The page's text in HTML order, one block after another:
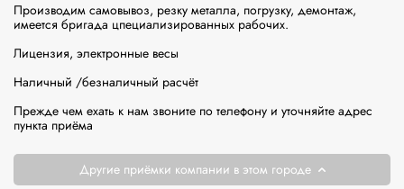
Производим самовывоз, резку металла, погрузку, демонтаж,
имеется бригада цпециализированных рабочих.
Лицензия, электронные весы
Наличный /безналичный расчёт
Прежде чем ехать к нам звоните по телефону и уточняйте адрес
Другие приёмки компании в этом городе